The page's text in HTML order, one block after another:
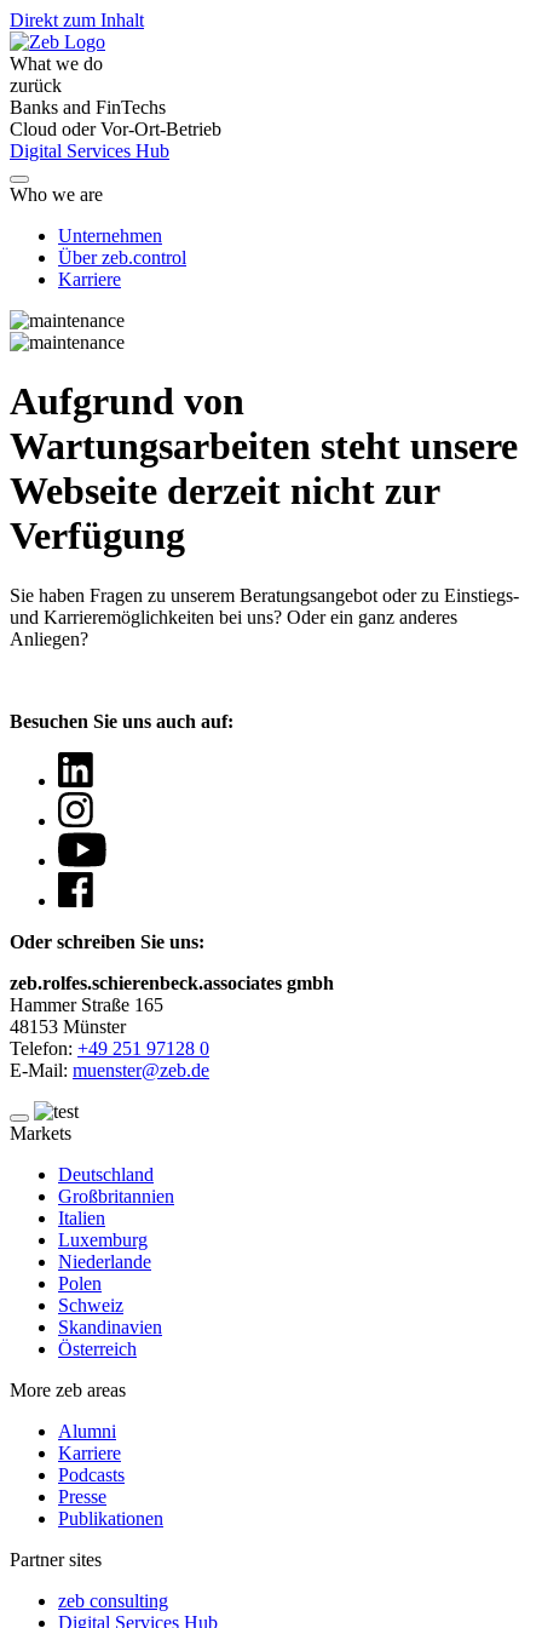
Direkt zum Inhalt
What we do
zurück
Banks and FinTechs
Cloud oder Vor-Ort-Betrieb
Digital Services Hub
Who we are
Unternehmen
Über zeb.control
Karriere
Aufgrund von
Wartungsarbeiten steht unsere
Webseite derzeit nicht zur
Verfügung
Sie haben Fragen zu unserem Beratungsangebot oder zu Einstiegs-
und Karrieremöglichkeiten bei uns? Oder ein ganz anderes
Anliegen?
Besuchen Sie uns auch auf:
Oder schreiben Sie uns:
zeb.rolfes.schierenbeck.associates gmbh
Hammer Straße 165
48153 Münster
Telefon: +49 251 97128 0
E-Mail: muenster@zeb.de
Markets
Deutschland
Großbritannien
Italien
Luxemburg
Niederlande
Polen
Schweiz
Skandinavien
Österreich
More zeb areas
Alumni
Karriere
Podcasts
Presse
Publikationen
Partner sites
zeb consulting
Digital Services Hub